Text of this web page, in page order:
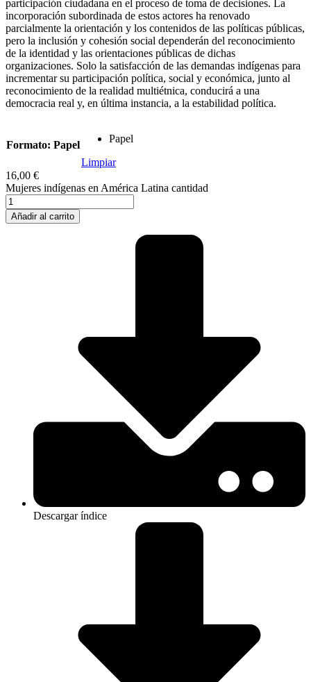
participación ciudadana en el proceso de toma de decisiones. La
incorporación subordinada de estos actores ha renovado
parcialmente la orientación y los contenidos de las políticas públicas,
pero la inclusión y cohesión social dependerán del reconocimiento
de la identidad y las orientaciones públicas de dichas
organizaciones. Solo la satisfacción de las demandas indígenas para
incrementar su participación política, social y económica, junto al
reconocimiento de la realidad multiétnica, conducirá a una
democracia real y, en última instancia, a la estabilidad política.
Formato: Papel
Papel
Limpiar
16,00 €
Mujeres indígenas en América Latina cantidad
Añadir al carrito
Descargar índice